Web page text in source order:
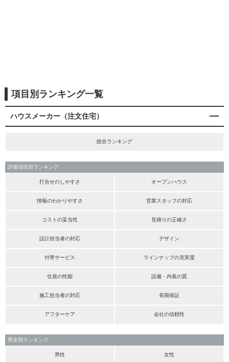
項目別ランキング一覧
ハウスメーカー（注文住宅）
総合ランキング
評価項目別ランキング
打合せのしやすさ オープンハウス
情報のわかりやすさ 営業スタッフの対応
コストの妥当性 見積りの正確さ
設計担当者の対応 デザイン
付帯サービス ラインナップの充実度
住居の性能 設備・内装の質
施工担当者の対応 長期保証
アフターケア 会社の信頼性
男女別ランキング
男性 女性